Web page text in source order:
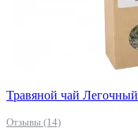
Травяной чай Легочный
Отзывы (14)